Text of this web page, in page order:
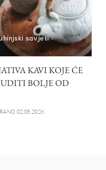
savjeti
KAVI KOJE ĆE
BOLJE OD
02.05.2026.